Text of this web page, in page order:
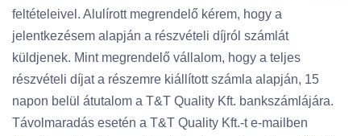
feltételeivel. Alulírott megrendelő kérem, hogy a
jelentkezésem alapján a részvételi díjról számlát
küldjenek. Mint megrendelő vállalom, hogy a teljes
részvételi díjat a részemre kiállított számla alapján, 15
napon belül átutalom a T&T Quality Kft. bankszámlájára.
Távolmaradás esetén a T&T Quality Kft.-t e-mailben